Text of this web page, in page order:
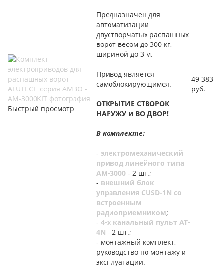
Быстрый просмотр
Предназначен для
автоматизации
двустворчатых распашных
ворот весом до 300 кг,
шириной до 3 м.
Привод является
самоблокирующимся.
ОТКРЫТИЕ СТВОРОК
НАРУЖУ и ВО ДВОР!
В комплекте:
- электромеханический
привод линейного типа
AM-3000 - 2 шт.;
- внешний блок
управления CUSD-1N со
встроенным
радиоприемником;
- 4-х канальный пульт AT-
4N - 2 шт.;
- монтажный комплект,
руководство по монтажу и
эксплуатации.
49 383
руб.